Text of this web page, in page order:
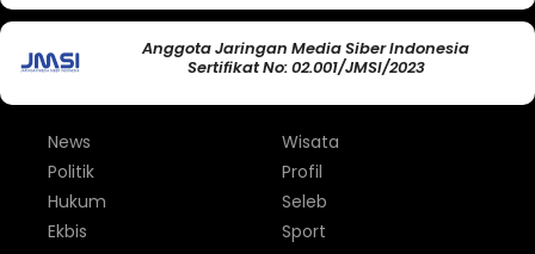
Anggota Jaringan Media Siber Indonesia
Sertifikat No: 02.001/JMSI/2023
News
Politik
Hukum
Ekbis
Wisata
Profil
Seleb
Sport